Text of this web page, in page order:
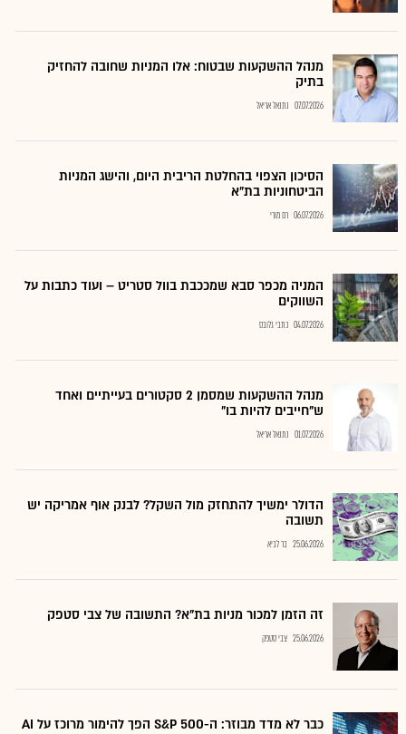
מנהל ההשקעות שבטוח: אלו המניות שחובה להחזיק
בתיק
07.07.2026 נתנאל אריאל
הסיכון הצפוי בהחלטת הריבית היום, והישג המניות
הביטחוניות בת"א
06.07.2026 רם מורי
המניה מכפר סבא שמככבת בוול סטריט – ועוד כתבות על
השווקים
04.07.2026 כתבי גלובס
מנהל ההשקעות שמסמן 2 סקטורים בעייתיים ואחד
ש"חייבים להיות בו"
01.07.2026 נתנאל אריאל
הדולר ימשיך להתחזק מול השקל? לבנק אוף אמריקה יש
תשובה
25.06.2026 בר לביא
זה הזמן למכור מניות בת"א? התשובה של צבי סטפק
25.06.2026 צבי סטפק
כבר לא מדד מבוזר: ה-S&P 500 הפך להימור מרוכז על AI